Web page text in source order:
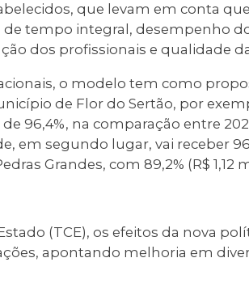
que levam em conta
tempo integral, desempenho
dos profissionais e qualidade
o modelo tem como
de Flor do Sertão, por
96,4%, na comparação entre
em segundo lugar, vai receber
Grandes, com 89,2% (R$ 1,12
(TCE), os efeitos da nova
apontando melhoria em